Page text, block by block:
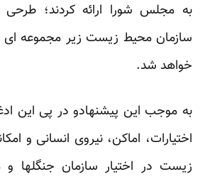
به مجلس شورا ارائه کردند؛
سازمان محیط زیست زیر مجموعه ای
خواهد شد.
به موجب این پیشنهادو در پی این
اختیارات، اماکن، نیروی انسانی و
زیست در اختیار سازمان جنگلها و